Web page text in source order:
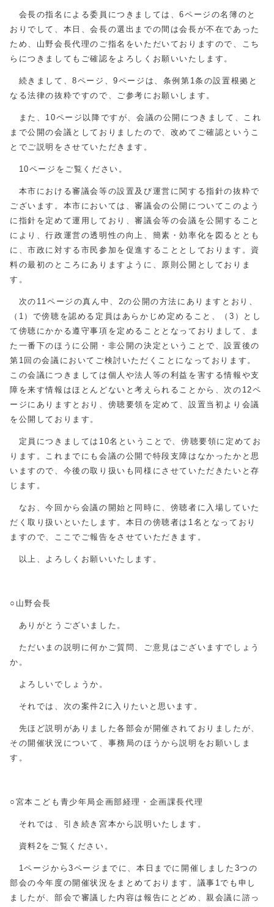
会長の指名による委員につきましては、6ページの名簿のと
おりでして、本日、会長の選出までの間は会長が不在であった
ため、山野会長代理のご指名をいただいておりますので、こち
らにつきましてもご確認をよろしくお願いいたします。
続きまして、8ページ、9ページは、条例第1条の設置根拠と
なる法律の抜粋ですので、ご参考にお願いします。
また、10ページ以降ですが、会議の公開につきまして、これ
まで公開の会議としておりましたので、改めてご確認というこ
とでご説明をさせていただきます。
10ページをご覧ください。
本市における審議会等の設置及び運営に関する指針の抜粋で
ございます。本市においては、審議会の公開についてこのよう
に指針を定めて運用しており、審議会等の会議を公開すること
により、行政運営の透明性の向上、簡素・効率化を図るととも
に、市政に対する市民参加を促進することとしております。資
料の最初のところにありますように、原則公開としておりま
す。
次の11ページの真ん中、2の公開の方法にありますとおり、
（1）で傍聴を認める定員はあらかじめ定めること、（3）とし
て傍聴にかかる遵守事項を定めることとなっておりまして、ま
た一番下のほうに公開・非公開の決定ということで、設置後の
第1回の会議においてご検討いただくことになっております。
この会議につきましては個人や法人等の利益を害する情報や支
障を来す情報はほとんどないと考えられることから、次の12ペ
ージにありますとおり、傍聴要領を定めて、設置当初より会議
を公開しております。
定員につきましては10名ということで、傍聴要領に定めてお
ります。これまでにも会議の公開で特段支障はなかったかと思
いますので、今後の取り扱いも同様にさせていただきたいと存
じます。
なお、今回から会議の開始と同時に、傍聴者に入場していた
だく取り扱いといたします。本日の傍聴者は1名となっており
ますので、ここでご報告をさせていただきます。
以上、よろしくお願いいたします。
○山野会長
ありがとうございました。
ただいまの説明に何かご質問、ご意見はございますでしょう
か。
よろしいでしょうか。
それでは、次の案件2に入りたいと思います。
先ほど説明がありました各部会が開催されておりましたが、
その開催状況について、事務局のほうから説明をお願いしま
す。
○宮本こども青少年局企画部経理・企画課長代理
それでは、引き続き宮本から説明いたします。
資料2をご覧ください。
1ページから3ページまでに、本日までに開催しました3つの
部会の今年度の開催状況をまとめております。議事1でも申し
ましたが、部会で審議した内容は報告にとどめ、親会議に諮っ